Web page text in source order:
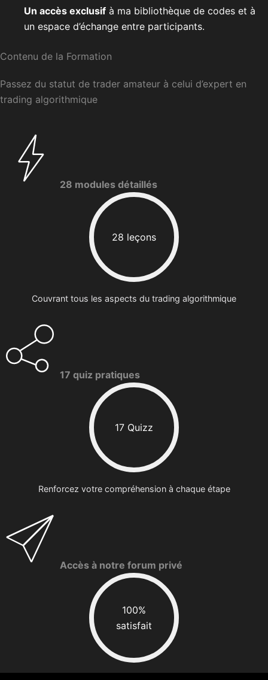
Un accès exclusif à ma bibliothèque de codes et à
un espace d’échange entre participants.
Contenu de la Formation
Passez du statut de trader amateur à celui d’expert en
trading algorithmique
28 modules détaillés
28 leçons
Couvrant tous les aspects du trading algorithmique
17 quiz pratiques
17 Quizz
Renforcez votre compréhension à chaque étape
Accès à notre forum privé
100%
satisfait